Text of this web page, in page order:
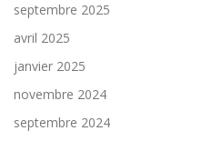
septembre 2025
avril 2025
janvier 2025
novembre 2024
septembre 2024